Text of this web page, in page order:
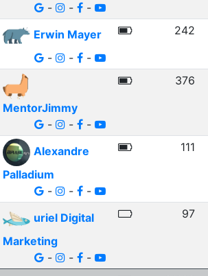
-
- -
Erwin Mayer
-
- -
242
MentorJimmy
-
- -
376
Alexandre
Palladium
-
- -
111
uriel Digital
Marketing
-
- -
97